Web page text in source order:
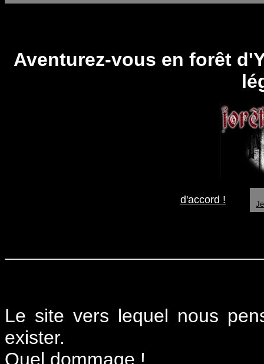
Aventurez-vous en forêt
d'accord !
Le site vers lequel nous
exister.
Quel dommage !